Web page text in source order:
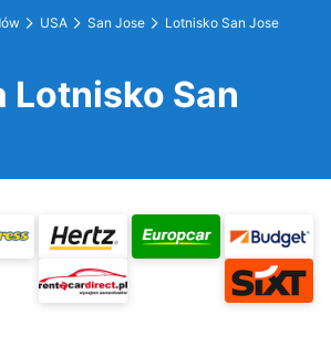
USA San Jose
Lotnisko San Jose
Lotnisko San